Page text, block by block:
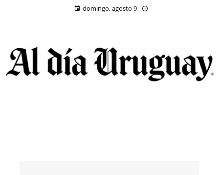
domingo, agosto 9